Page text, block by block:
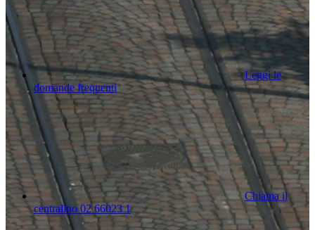
Leggi le
domande frequenti
Chiama il
centralino 02 66023 1